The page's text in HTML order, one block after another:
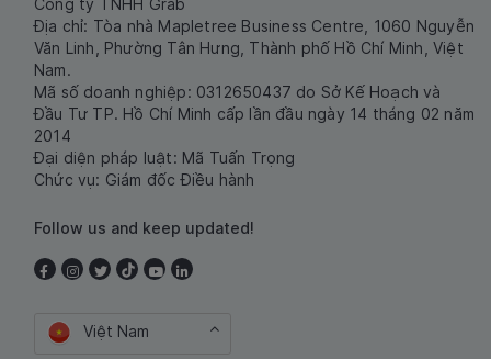
Công ty TNHH Grab
Địa chỉ: Tòa nhà Mapletree Business Centre, 1060 Nguyễn
Văn Linh, Phường Tân Hưng, Thành phố Hồ Chí Minh, Việt
Nam.
Mã số doanh nghiệp: 0312650437 do Sở Kế Hoạch và
Đầu Tư TP. Hồ Chí Minh cấp lần đầu ngày 14 tháng 02 năm
2014
Đại diện pháp luật: Mã Tuấn Trọng
Chức vụ: Giám đốc Điều hành
Follow us and keep updated!
Việt Nam